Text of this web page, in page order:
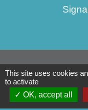
1
This site uses cookies
to activate
OK, accept all